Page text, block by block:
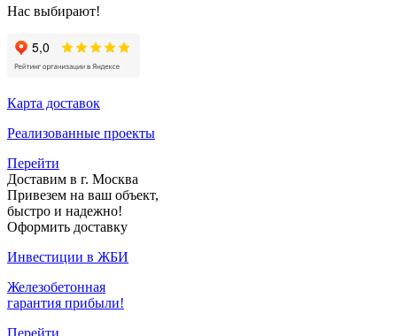
Нас выбирают!
Карта доставок
Реализованные проекты
Перейти
Доставим в г. Москва
Привезем на ваш объект,
быстро и надежно!
Оформить доставку
Инвестиции в ЖБИ
Железобетонная
гарантия прибыли!
Перейти